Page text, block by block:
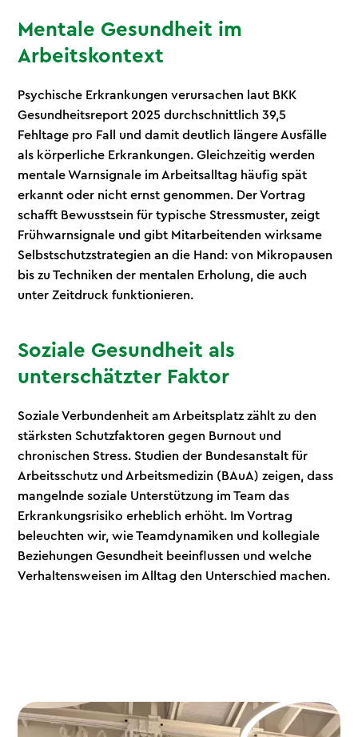
Mentale Gesundheit im
Arbeitskontext
Psychische Erkrankungen verursachen laut BKK
Gesundheitsreport 2025 durchschnittlich 39,5
Fehltage pro Fall und damit deutlich längere Ausfälle
als körperliche Erkrankungen. Gleichzeitig werden
mentale Warnsignale im Arbeitsalltag häufig spät
erkannt oder nicht ernst genommen. Der Vortrag
schafft Bewusstsein für typische Stressmuster, zeigt
Frühwarnsignale und gibt Mitarbeitenden wirksame
Selbstschutzstrategien an die Hand: von Mikropausen
bis zu Techniken der mentalen Erholung, die auch
unter Zeitdruck funktionieren.
Soziale Gesundheit als
unterschätzter Faktor
Soziale Verbundenheit am Arbeitsplatz zählt zu den
stärksten Schutzfaktoren gegen Burnout und
chronischen Stress. Studien der Bundesanstalt für
Arbeitsschutz und Arbeitsmedizin (BAuA) zeigen, dass
mangelnde soziale Unterstützung im Team das
Erkrankungsrisiko erheblich erhöht. Im Vortrag
beleuchten wir, wie Teamdynamiken und kollegiale
Beziehungen Gesundheit beeinflussen und welche
Verhaltensweisen im Alltag den Unterschied machen.